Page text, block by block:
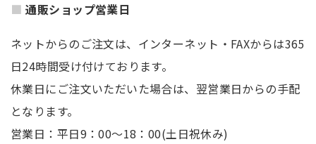
通販ショップ営業日
ネットからのご注文は、インターネット・FAXからは365
日24時間受け付けております。
休業日にご注文いただいた場合は、翌営業日からの手配
となります。
営業日：平日9：00～18：00(土日祝休み)